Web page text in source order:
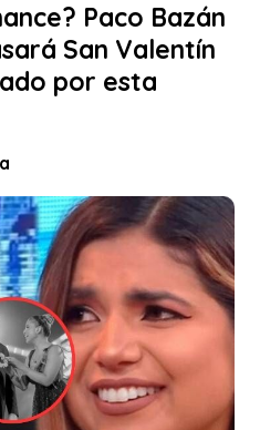
Paco Bazán
San Valentín
por esta